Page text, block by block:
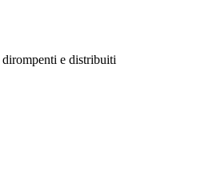
e distribuiti